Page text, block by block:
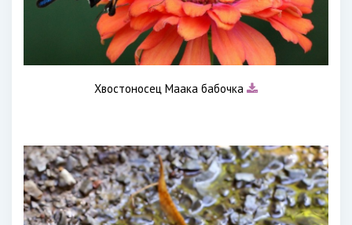
Хвостоносец Маака бабочка